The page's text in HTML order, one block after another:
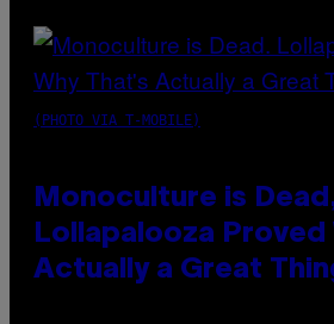
(PHOTO VIA T-MOBILE)
Monoculture is
Lollapalooza Proved
Actually a Great